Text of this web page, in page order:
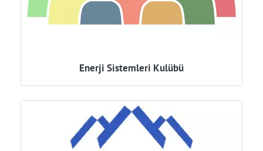
Enerji Sistemleri Kulübü